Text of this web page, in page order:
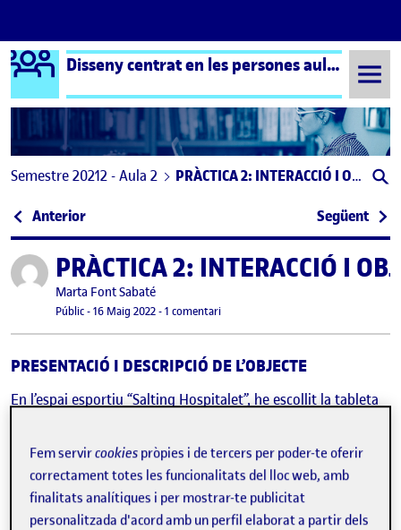
Saltar al contingut
Logo Ágora Disseny centrat en les persones aula 2
Semestre 20212 - Aula 2 PRÀCTICA 2: INTERACCIÓ I OBJECTE (1)
Navegació d'entrades
Anterior: PAC2: Cos, objecte i espai Següent:
Publicat perPRÀCTICA 2: INTERACCIÓ I
Publicat per
Marta Font Sabaté
Visibilitat:
Públic-Data de publicació
16 Maig 2022-1 comentaria PRÀCTICA 2: INTERACCIÓ I OBJECTE
PRESENTACIÓ I DESCRIPCIÓ DE L’OBJECTE
En l’espai esportiu “Salting Hospitalet”, he escollit la tableta
pràcticament l’únic.
Normalment el material amb que estàn fetes les tabletes són
metall, vidre o plàstic. Encara que es poden utilitzar altres
materials. La tableta elegida segurament està feta de plàstic.
Fem servircookies pròpies i de tercers per poder-te oferir
correctament totes les funcionalitats del lloc web, amb
finalitats analítiques i per mostrar-te publicitat
personalitzada d'acord amb un perfil elaborat a partir dels